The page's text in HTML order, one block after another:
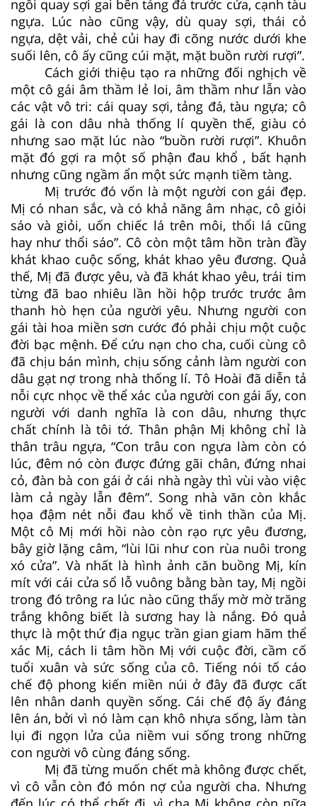
ngồi quay sợi gai bên tảng đá trước cửa, cạnh tàu
ngựa. Lúc nào cũng vậy, dù quay sợi, thái cỏ
ngựa, dệt vải, chẻ củi hay đi cõng nước dưới khe
suối lên, cô ấy cũng cúi mặt, mặt buồn rười rượi”.
Cách giới thiệu tạo ra những đối nghịch về
một cô gái âm thầm lẻ loi, âm thầm như lẫn vào
các vật vô tri: cái quay sợi, tảng đá, tàu ngựa; cô
gái là con dâu nhà thống lí quyền thế, giàu có
nhưng sao mặt lúc nào “buồn rười rượi”. Khuôn
mặt đó gợi ra một số phận đau khổ , bất hạnh
nhưng cũng ngầm ẩn một sức mạnh tiềm tàng.
Mị trước đó vốn là một người con gái đẹp.
Mị có nhan sắc, và có khả năng âm nhạc, cô giỏi
sáo và giỏi, uốn chiếc lá trên môi, thổi lá cũng
hay như thổi sáo”. Cô còn một tâm hồn tràn đầy
khát khao cuộc sống, khát khao yêu đương. Quả
thế, Mị đã được yêu, và đã khát khao yêu, trái tim
từng đã bao nhiêu lần hồi hộp trước trước âm
thanh hò hẹn của người yêu. Nhưng người con
gái tài hoa miền sơn cước đó phải chịu một cuộc
đời bạc mệnh. Để cứu nạn cho cha, cuối cùng cô
đã chịu bán mình, chịu sống cảnh làm người con
dâu gạt nợ trong nhà thống lí. Tô Hoài đã diễn tả
nỗi cực nhọc về thể xác của người con gái ấy, con
người với danh nghĩa là con dâu, nhưng thực
chất chính là tôi tớ. Thân phận Mị không chỉ là
thân trâu ngựa, “Con trâu con ngựa làm còn có
lúc, đêm nó còn được đứng gãi chân, đứng nhai
cỏ, đàn bà con gái ở cái nhà ngày thì vùi vào việc
làm cả ngày lẫn đêm”. Song nhà văn còn khắc
họa đậm nét nỗi đau khổ về tinh thần của Mị.
Một cô Mị mới hồi nào còn rạo rực yêu đương,
bây giờ lặng câm, “lùi lũi như con rùa nuôi trong
xó cửa”. Và nhất là hình ảnh căn buồng Mị, kín
mít với cái cửa sổ lỗ vuông bằng bàn tay, Mị ngồi
trong đó trông ra lúc nào cũng thấy mờ mờ trăng
trắng không biết là sương hay là nắng. Đó quả
thực là một thứ địa ngục trần gian giam hãm thể
xác Mị, cách li tâm hồn Mị với cuộc đời, cầm cố
tuổi xuân và sức sống của cô. Tiếng nói tố cáo
chế độ phong kiến miền núi ở đây đã được cất
lên nhân danh quyền sống. Cái chế độ ấy đáng
lên án, bởi vì nó làm cạn khô nhựa sống, làm tàn
lụi đi ngọn lửa của niềm vui sống trong những
con người vô cùng đáng sống.
Mị đã từng muốn chết mà không được chết,
vì cô vẫn còn đó món nợ của người cha. Nhưng